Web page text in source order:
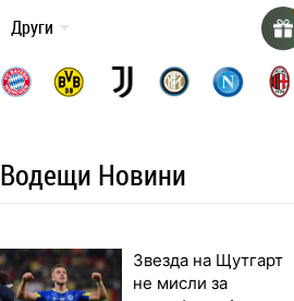
Други
Водещи Новини
Звезда на Щутгарт
не мисли за